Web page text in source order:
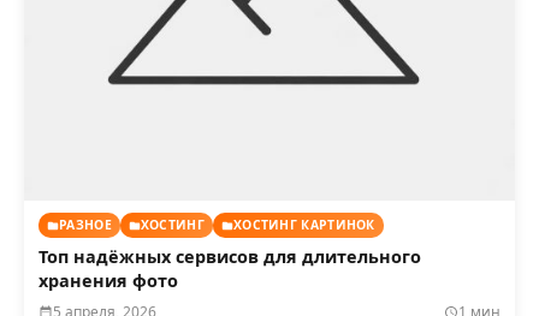
РАЗНОЕ ХОСТИНГ ХОСТИНГ КАРТИНОК
Топ надёжных сервисов для длительного
хранения фото